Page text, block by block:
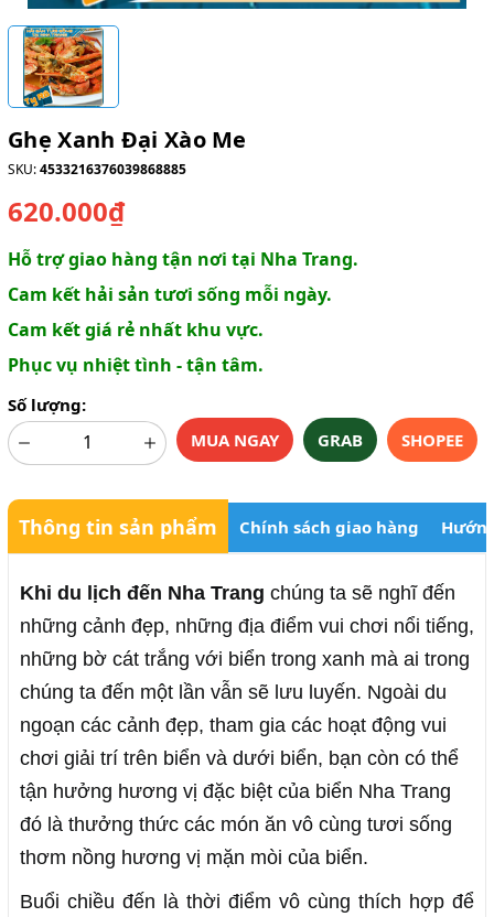
Ghẹ Xanh Đại Xào Me
SKU:4533216376039868885
620.000₫
Hỗ trợ giao hàng tận nơi tại Nha Trang.
Cam kết hải sản tươi sống mỗi ngày.
Cam kết giá rẻ nhất khu vực.
Phục vụ nhiệt tình - tận tâm.
Số lượng:
MUA NGAY
GRAB SHOPEE
Thông tin sản phẩm Chính sách giao hàng
Khi du lịch đến Nha Trang chúng ta sẽ nghĩ đến
những cảnh đẹp, những địa điểm vui chơi nổi tiếng,
những bờ cát trắng với biển trong xanh mà ai trong
chúng ta đến một lần vẫn sẽ lưu luyến. Ngoài du
ngoạn các cảnh đẹp, tham gia các hoạt động vui
chơi giải trí trên biển và dưới biển, bạn còn có thể
tận hưởng hương vị đặc biệt của biển Nha Trang
đó là thưởng thức các món ăn vô cùng tươi sống
thơm nồng hương vị mặn mòi của biển.
Buổi chiều đến là thời điểm vô cùng thích hợp để